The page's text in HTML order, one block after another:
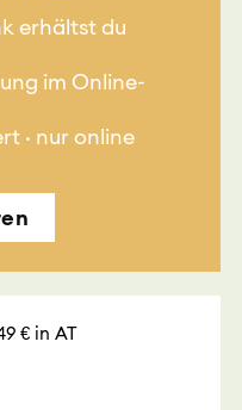
erhältst du
im Online-
· nur online
€ in AT